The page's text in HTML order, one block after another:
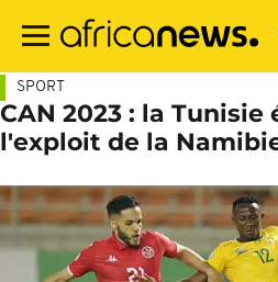
contenu
SPORT
CAN 2023 : la Tunisie
l'exploit de la